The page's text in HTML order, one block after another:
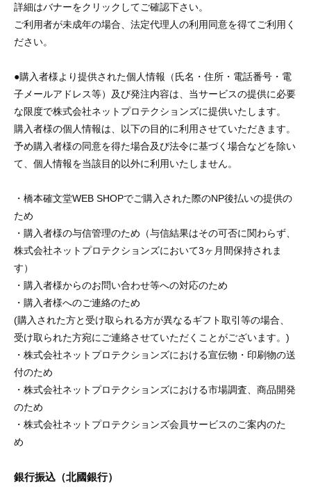
詳細はバナーをクリックしてご確認下さい。
ご利用者が未成年の場合、法定代理人の利用同意を得てご利用く
ださい。
●購入者様より提供された個人情報（氏名・住所・電話番号・電
子メールアドレス等）及び発注内容は、当サービスの提供に必要
な限度で株式会社ネットプロテクションズに提供いたします。
購入者様の個人情報は、以下の目的に利用させていただきます。
予め購入者様の同意を得た場合及び法令に基づく場合などを除い
て、個人情報を当該目的以外に利用いたしません。
・橋本確文堂WEB SHOPでご購入された際のNP後払いの提供の
ため
・購入者様の与信管理のため（与信結果はその可否に関わらず、
株式会社ネットプロテクションズにおいて3ヶ月間保持されま
す）
・購入者様からのお問い合わせ等への対応のため
・購入者様へのご連絡のため
(購入された方と受け取られる方が異なるギフト取引等の場合、
受け取られた方宛にご連絡させていただくことがございます。)
・株式会社ネットプロテクションズにおける宣伝物・印刷物の送
付のため
・株式会社ネットプロテクションズにおける市場調査、商品開発
のため
・株式会社ネットプロテクションズ会員サービスのご案内のた
め
銀行振込（北國銀行）